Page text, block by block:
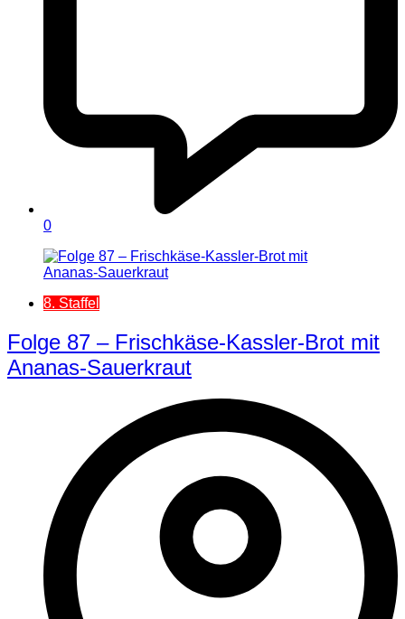
0
8. Staffel
Folge 87 – Frischkäse-Kassler-Brot mit
Ananas-Sauerkraut